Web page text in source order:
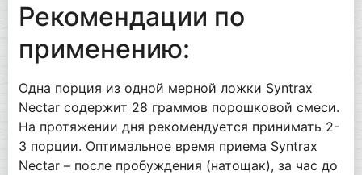
Рекомендации по
применению:
Одна порция из одной мерной ложки Syntrax
Nectar содержит 28 граммов порошковой смеси.
На протяжении дня рекомендуется принимать 2-
3 порции. Оптимальное время приема Syntrax
Nectar – после пробуждения (натощак), за час до